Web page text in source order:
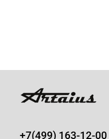
+7(499) 163-12-00